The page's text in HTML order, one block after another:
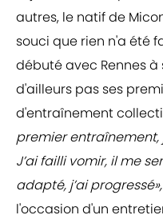
autres, le natif de
souci que rien n'a été
débuté avec Rennes à
d'ailleurs pas ses
d'entraînement
premier entraînement,
J’ai failli vomir, il me
adapté, j’ai progressé»,
l'occasion d'un